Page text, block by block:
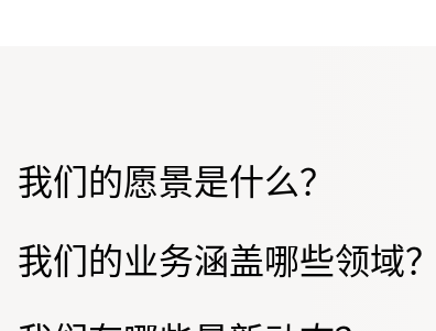
我们的愿景是什么？
我们的业务涵盖哪些领域？